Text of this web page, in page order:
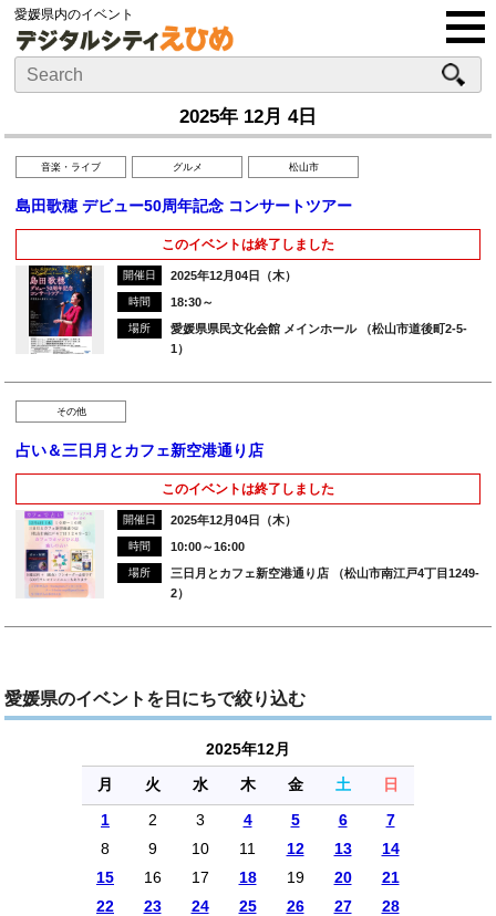
愛媛県内のイベント
2025年 12月 4日
音楽・ライブ グルメ 松山市
島田歌穂 デビュー50周年記念 コンサートツアー
このイベントは終了しました
開催日 2025年12月04日（木）
時間 18:30～
場所
愛媛県県民文化会館 メインホール （松山市道後町2-5-
1）
その他
占い＆三日月とカフェ新空港通り店
このイベントは終了しました
開催日 2025年12月04日（木）
時間 10:00～16:00
場所
三日月とカフェ新空港通り店 （松山市南江戸4丁目1249-
2）
愛媛県のイベントを日にちで絞り込む
2025年12月
月
火 水 木 金 土 日
1 2 3 4 5 6
7
8
9 10 11 12 13
14
15
16 17 18 19 20
21
22
23 24 25 26 27
28